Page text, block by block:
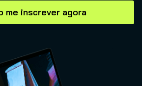
me inscrever agora